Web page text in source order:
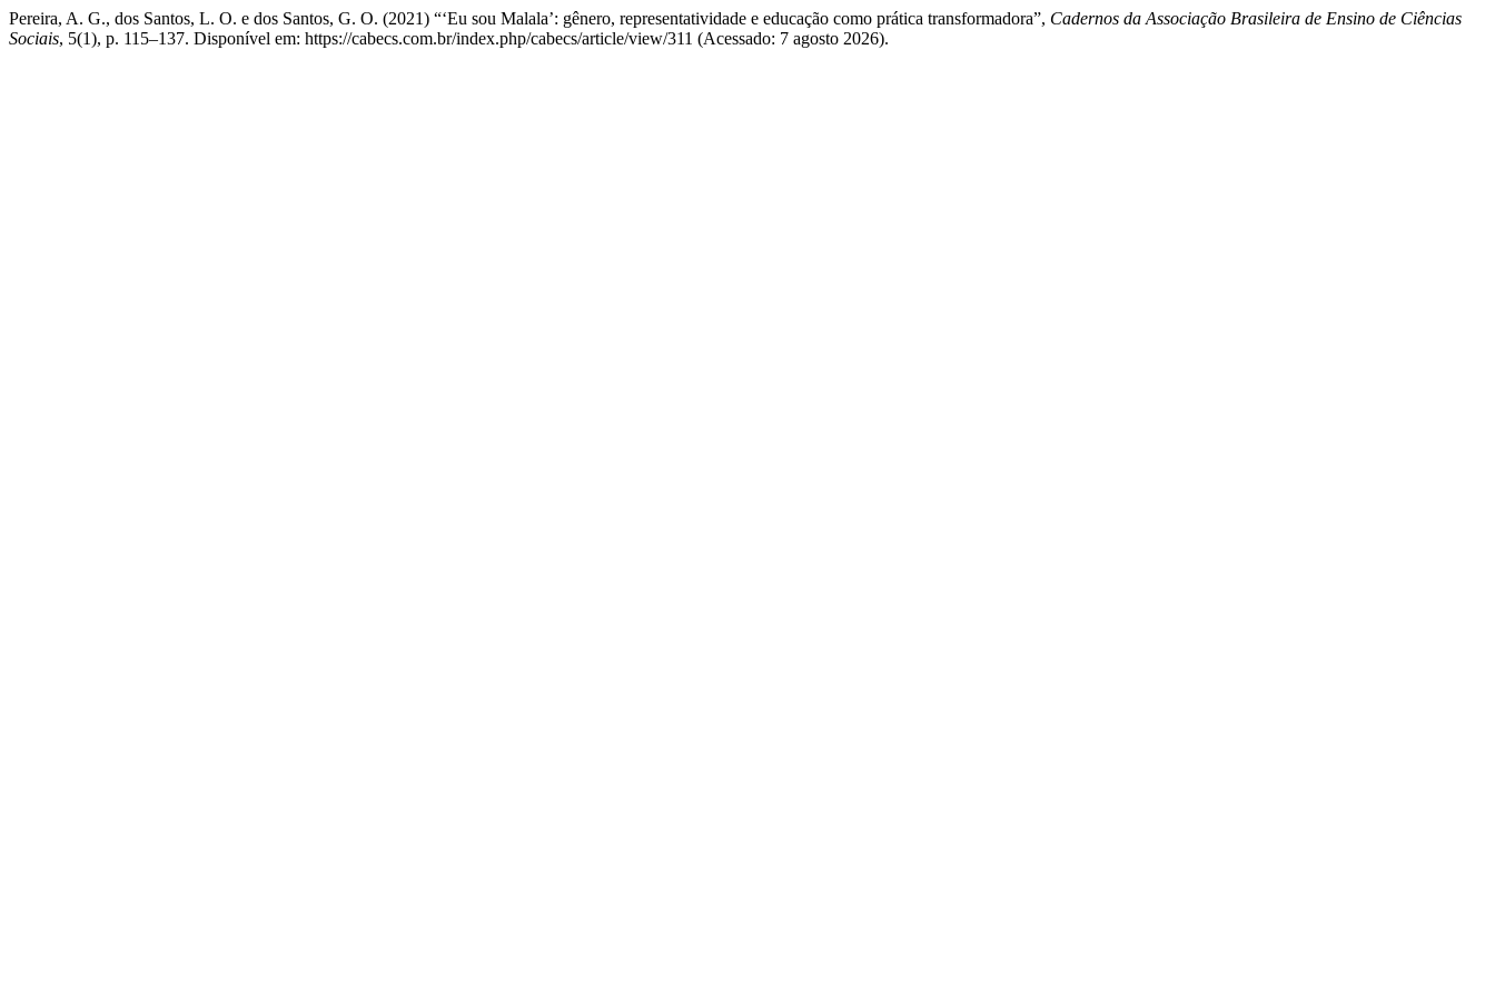
Pereira, A. G., dos Santos, L. O. e dos Santos, G. O. (2021) “‘Eu sou Malala’: gênero, representatividade e educação como prática transformadora”, Cadernos da Associação Brasileira de Ensino de Ciências
Sociais, 5(1), p. 115–137. Disponível em: https://cabecs.com.br/index.php/cabecs/article/view/311 (Acessado: 7 agosto 2026).